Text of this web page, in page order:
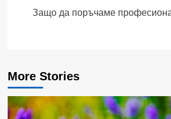
Защо да поръчаме
More Stories